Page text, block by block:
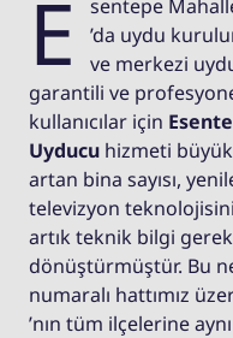
E
sentepe
’da uydu
ve merkezi
garantili ve
kullanıcılar için
Uyducu hizmeti
artan bina sayısı,
televizyon
artık teknik bilgi
dönüştürmüştür. Bu
numaralı hattımız
’nın tüm ilçelerine